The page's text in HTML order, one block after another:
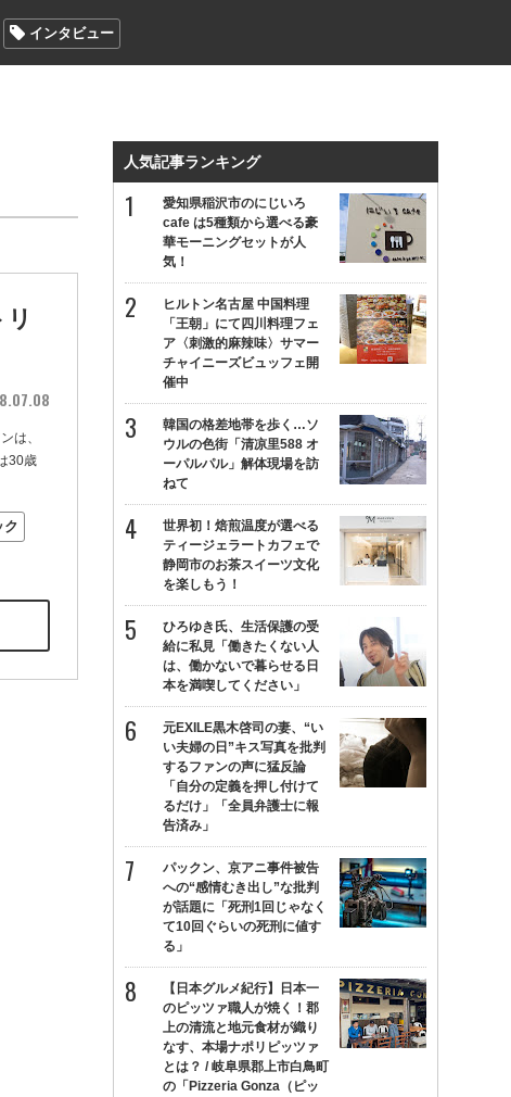
インタビュー
は、
30歳
ク
人気記事ランキング
愛知県稲沢市のにじいろ
cafe は5種類から選べる豪
華モーニングセットが人
気！
ヒルトン名古屋 中国料理
「王朝」にて四川料理フェ
ア〈刺激的麻辣味〉サマー
チャイニーズビュッフェ開
催中
韓国の格差地帯を歩く…ソ
ウルの色街「清凉里588 オ
ーパルパル」解体現場を訪
ねて
世界初！焙煎温度が選べる
ティージェラートカフェで
静岡市のお茶スイーツ文化
を楽しもう！
ひろゆき氏、生活保護の受
給に私見「働きたくない人
は、働かないで暮らせる日
本を満喫してください」
元EXILE黒木啓司の妻、“い
い夫婦の日”キス写真を批判
するファンの声に猛反論
「自分の定義を押し付けて
るだけ」「全員弁護士に報
告済み」
パックン、京アニ事件被告
への“感情むき出し”な批判
が話題に「死刑1回じゃなく
て10回ぐらいの死刑に値す
る」
【日本グルメ紀行】日本一
のピッツァ職人が焼く！郡
上の清流と地元食材が織り
なす、本場ナポリピッツァ
とは？ / 岐阜県郡上市白鳥町
の「Pizzeria Gonza（ピッ